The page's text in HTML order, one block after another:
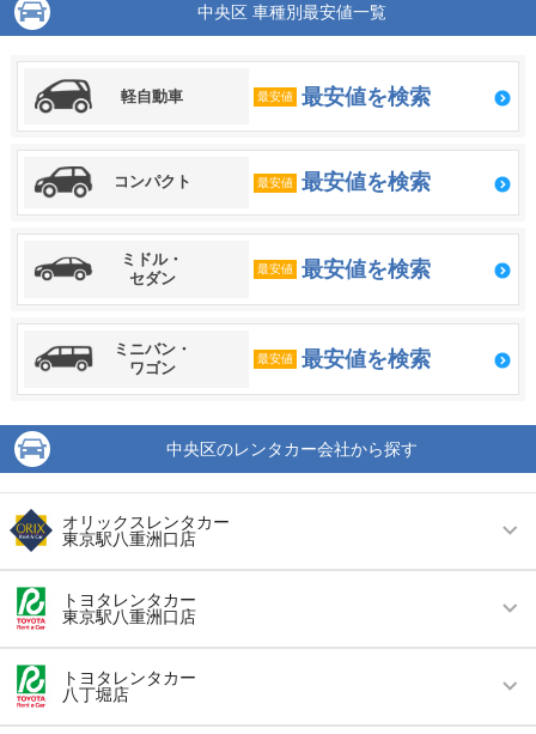
中央区 車種別最安値一覧
軽自動車 最安値 最安値を検索
コンパクト 最安値 最安値を検索
ミドル・
セダン
最安値 最安値を検索
ミニバン・
ワゴン
最安値 最安値を検索
中央区のレンタカー会社から探す
オリックスレンタカー
東京駅八重洲口店
営業時間 毎日 08:00 ～ 20:00
アクセス 東京駅より徒歩で約5分（送迎なし）
住所 中央区八重洲２－１ 東京駅八重洲地下街
トヨタレンタカー
東京駅八重洲口店
営業時間 毎日 08:00 ～ 20:00
アクセス
トヨタレンタカー
八丁堀店